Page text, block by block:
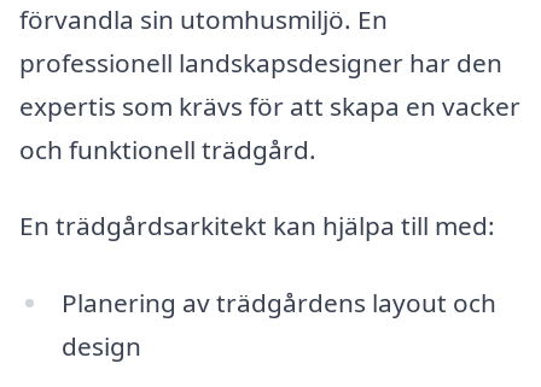
förvandla sin utomhusmiljö. En
professionell landskapsdesigner har den
expertis som krävs för att skapa en vacker
och funktionell trädgård.
En trädgårdsarkitekt kan hjälpa till med:
Planering av trädgårdens layout och
design